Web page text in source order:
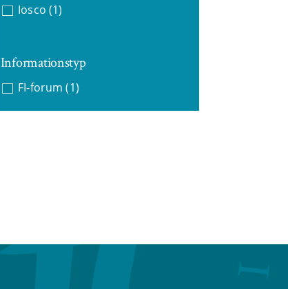
Iosco (1)
Informationstyp
FI-forum (1)